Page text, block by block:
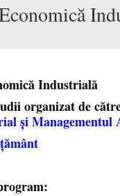
Industrială
organizat de
și Managementul